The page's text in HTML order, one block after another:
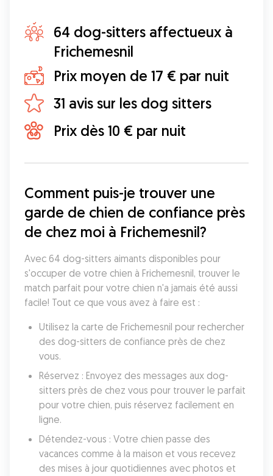
64 dog-sitters affectueux à
Frichemesnil
Prix moyen de 17 € par nuit
31 avis sur les dog sitters
Prix dès 10 € par nuit
Comment puis-je trouver une
garde de chien de confiance près
de chez moi à Frichemesnil?
Avec 64 dog-sitters aimants disponibles pour
s'occuper de votre chien à Frichemesnil, trouver le
match parfait pour votre chien n'a jamais été aussi
facile! Tout ce que vous avez à faire est :
Utilisez la carte de Frichemesnil pour rechercher
des dog-sitters de confiance près de chez
vous.
Réservez : Envoyez des messages aux dog-
sitters près de chez vous pour trouver le parfait
pour votre chien, puis réservez facilement en
ligne.
Détendez-vous : Votre chien passe des
vacances comme à la maison et vous recevez
des mises à jour quotidiennes avec photos et